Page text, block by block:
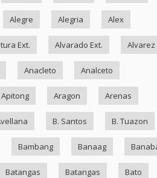
Alegre Alegria Alex
Ext. Alvarado Ext. Alvarez
Anacleto Analceto
Apitong Aragon Arenas
B. Santos B. Tuazon
Bambang Banaag
Batangas Batangas Bato